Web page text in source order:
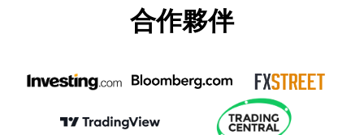
合作夥伴